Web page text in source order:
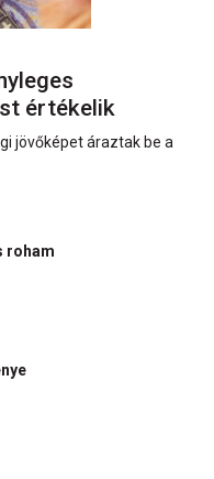
értékelik
jövőképet áraztak be a
roham